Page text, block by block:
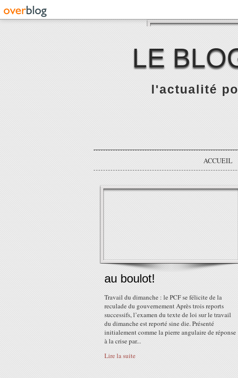
LE
l'actualité
ACCUEIL
au boulot!
Travail du dimanche : le PCF se félicite de la
reculade du gouvernement Après trois reports
successifs, l’examen du texte de loi sur le travail
du dimanche est reporté sine die. Présenté
initialement comme la pierre angulaire de réponse
à la crise par...
Lire la suite